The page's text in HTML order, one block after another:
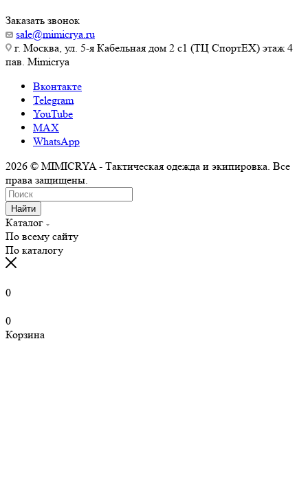
Заказать звонок
sale@mimicrya.ru
г. Москва, ул. 5-я Кабельная дом 2 с1 (ТЦ СпортEX) этаж 4
пав. Mimicrya
Вконтакте
Telegram
YouTube
MAX
WhatsApp
2026 © MIMICRYA - Тактическая одежда и экипировка. Все
права защищены.
Найти
Каталог
По всему сайту
По каталогу
0
0
Корзина